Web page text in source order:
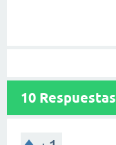
10 Respuestas